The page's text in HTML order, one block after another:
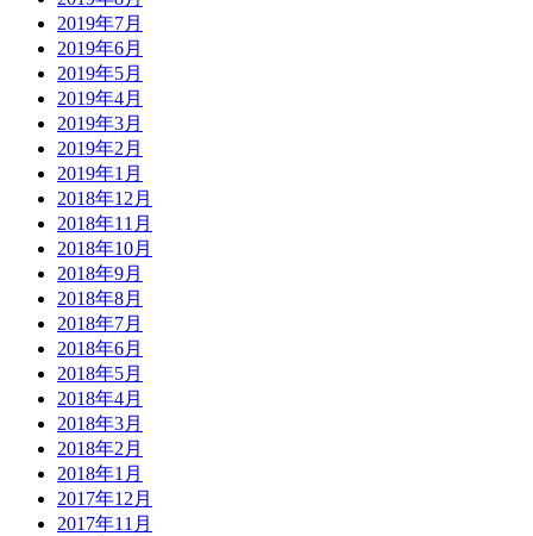
2019年7月
2019年6月
2019年5月
2019年4月
2019年3月
2019年2月
2019年1月
2018年12月
2018年11月
2018年10月
2018年9月
2018年8月
2018年7月
2018年6月
2018年5月
2018年4月
2018年3月
2018年2月
2018年1月
2017年12月
2017年11月